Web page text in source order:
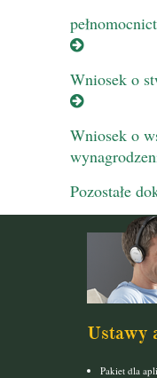
Wniosek o
Wniosek o
Pozostałe
Ustawy
Pakiet dla